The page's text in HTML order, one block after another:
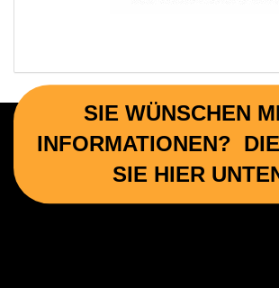
SIE WÜNSCHEN
INFORMATIONEN?
SIE HIER